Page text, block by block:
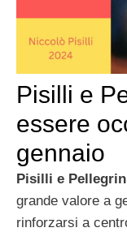
Pisilli e
essere
gennaio
Pisilli e
grande valore a
rinforzarsi a